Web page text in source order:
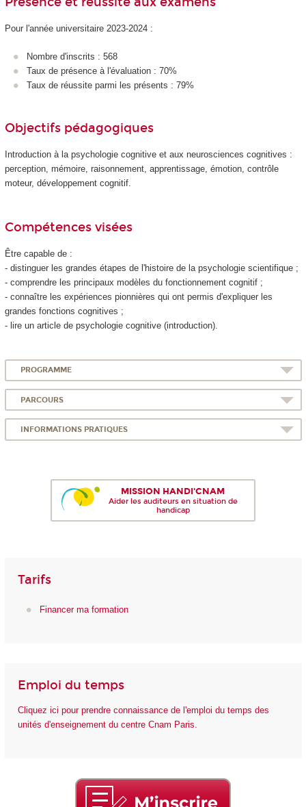
Pour l'année universitaire 2023-2024 :
Nombre d'inscrits : 568
Taux de présence à l'évaluation : 70%
Taux de réussite parmi les présents : 79%
Objectifs pédagogiques
Introduction à la psychologie cognitive et aux neurosciences cognitives :
perception, mémoire, raisonnement, apprentissage, émotion, contrôle
moteur, développement cognitif.
Compétences visées
Être capable de :
- distinguer les grandes étapes de l'histoire de la psychologie scientifique ;
- comprendre les principaux modèles du fonctionnement cognitif ;
- connaître les expériences pionnières qui ont permis d'expliquer les
grandes fonctions cognitives ;
- lire un article de psychologie cognitive (introduction).
PROGRAMME
PARCOURS
INFORMATIONS PRATIQUES
MISSION HANDI'CNAM
Aider les auditeurs en situation de
handicap
Tarifs
Financer ma formation
Emploi du temps
Cliquez ici pour prendre connaissance de l'emploi du temps des
unités d'enseignement du centre Cnam Paris.